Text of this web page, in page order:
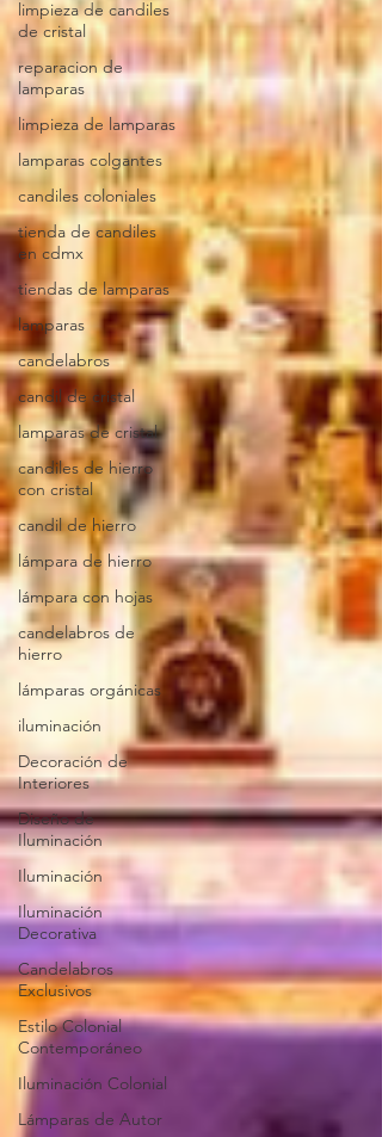
limpieza de candiles
de cristal
reparacion de
lamparas
limpieza de lamparas
lamparas colgantes
candiles coloniales
tienda de candiles
en cdmx
tiendas de lamparas
lamparas
candelabros
candil de cristal
lamparas de cristal
candiles de hierro
con cristal
candil de hierro
lámpara de hierro
lámpara con hojas
candelabros de
hierro
lámparas orgánicas
iluminación
Decoración de
Interiores
Diseño de
Iluminación
Iluminación
Iluminación
Decorativa
Candelabros
Exclusivos
Estilo Colonial
Contemporáneo
Iluminación Colonial
Lámparas de Autor